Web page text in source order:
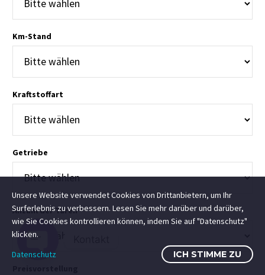
Km-Stand
Kraftstoffart
Getriebe
Anzahl der Türen
Unsere Website verwendet Cookies von Drittanbietern, um Ihr
Surferlebnis zu verbessern. Lesen Sie mehr darüber und darüber,
wie Sie Cookies kontrollieren können, indem Sie auf "Datenschutz"
klicken.
Datenschutz
ICH STIMME ZU